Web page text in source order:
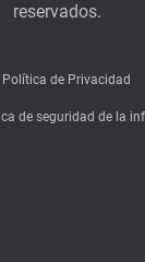
reservados.
Política de Privacidad
de seguridad de la